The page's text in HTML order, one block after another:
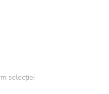
selecției